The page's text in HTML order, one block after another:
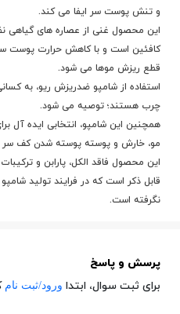
و تنش پوست سر ایفا می کند.
این محصول غنی از عصاره های گیاهی
کافئین است و با کاهش حرارت پوست
قطع ریزش موها می شود.
استفاده از شامپو ضدریزش ریو، به
چرب هستند؛ توصیه می شود.
همچنین این شامپو، انتخابی ایده آل
مو، خارش و پوسته پوسته شدن کف سر
این محصول فاقد الكل، پارابن و
قابل ذکر است که در فرایند تولید
نگرفته است.
پرسش و پاسخ
برای ثبت سوال، ابتدا ورود/ثبت نام